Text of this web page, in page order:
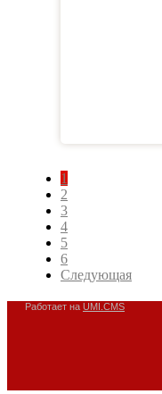
1
2
3
4
5
6
Следующая
Работает на UMI.CMS